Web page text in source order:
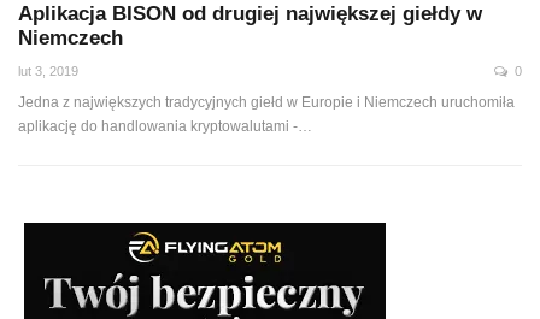
Aplikacja BISON od drugiej największej giełdy w
Niemczech
lut 3, 2019 0
Jedna z największych tradycyjnych giełd w Europie i Niemczech uruchomiła
aplikację do handlowania kryptowalutami -…